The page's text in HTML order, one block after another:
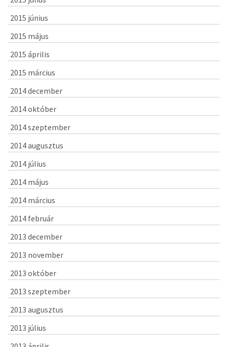
2015 június
2015 május
2015 április
2015 március
2014 december
2014 október
2014 szeptember
2014 augusztus
2014 július
2014 május
2014 március
2014 február
2013 december
2013 november
2013 október
2013 szeptember
2013 augusztus
2013 július